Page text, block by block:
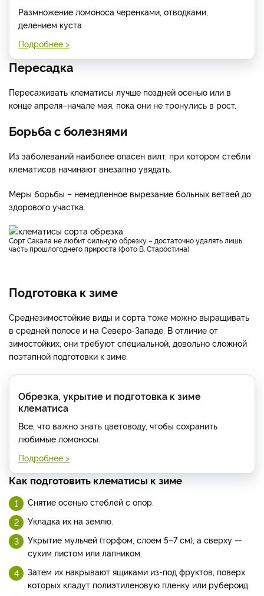
Размножение ломоноса черенками, отводками,
делением куста
Подробнее >
Пересадка
Пересаживать клематисы лучше поздней осенью или в
конце апреля–начале мая, пока они не тронулись в рост.
Борьба с болезнями
Из заболеваний наиболее опасен вилт, при котором стебли
клематисов начинают внезапно увядать.
Меры борьбы – немедленное вырезание больных ветвей до
здорового участка.
Сорт Сакала не любит сильную обрезку – достаточно удалять лишь
часть прошлогоднего прироста (фото В. Старостина)
Подготовка к зиме
Среднезимостойкие виды и сорта тоже можно выращивать
в средней полосе и на Северо-Западе. В отличие от
зимостойких, они требуют специальной, довольно сложной
поэтапной подготовки к зиме.
Обрезка, укрытие и подготовка к зиме
клематиса
Все, что важно знать цветоводу, чтобы сохранить
любимые ломоносы.
Подробнее >
Как подготовить клематисы к зиме
Снятие осенью стеблей с опор.
Укладка их на землю.
Укрытие мульчей (торфом, слоем 5–7 см), а сверху —
сухим листом или лапником.
Затем их накрывают ящиками из-под фруктов, поверх
которых кладут полиэтиленовую пленку или рубероид.